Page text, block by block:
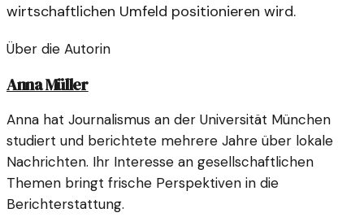
wirtschaftlichen Umfeld positionieren wird.
Über die Autorin
Anna Müller
Anna hat Journalismus an der Universität München
studiert und berichtete mehrere Jahre über lokale
Nachrichten. Ihr Interesse an gesellschaftlichen
Themen bringt frische Perspektiven in die
Berichterstattung.